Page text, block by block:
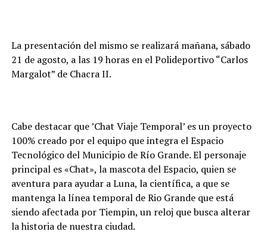
La presentación del mismo se realizará mañana, sábado
21 de agosto, a las 19 horas en el Polideportivo “Carlos
Margalot” de Chacra II.
Cabe destacar que ’Chat Viaje Temporal’ es un proyecto
100% creado por el equipo que integra el Espacio
Tecnológico del Municipio de Río Grande. El personaje
principal es «Chat», la mascota del Espacio, quien se
aventura para ayudar a Luna, la científica, a que se
mantenga la línea temporal de Rio Grande que está
siendo afectada por Tiempin, un reloj que busca alterar
la historia de nuestra ciudad.